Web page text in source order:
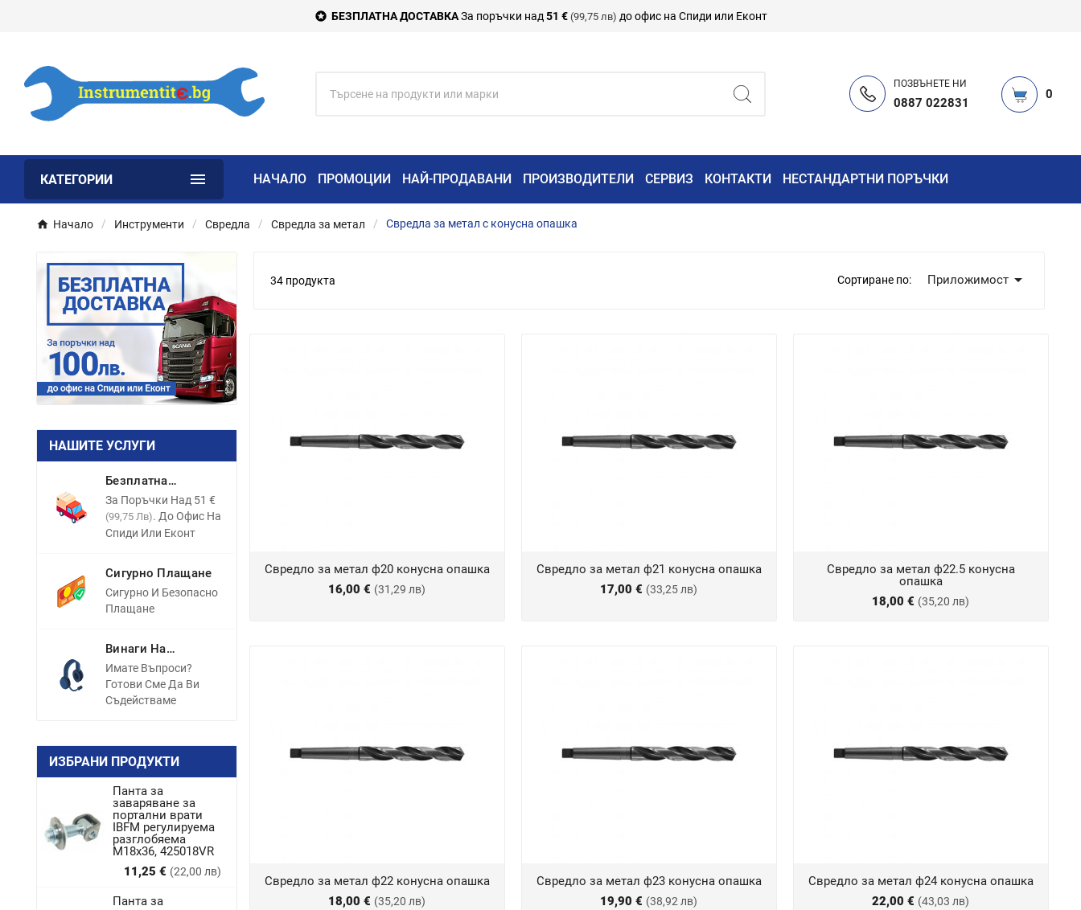
 БЕЗПЛАТНА ДОСТАВКАЗа поръчки над 51 € (99,75 лв) до офис на Спиди или Еконт
ПОЗВЪНЕТЕ НИ
0887 022831
0
КАТЕГОРИИ  НАЧАЛО ПРОМОЦИИ НАЙ-ПРОДАВАНИ ПРОИЗВОДИТЕЛИ СЕРВИЗ КОНТАКТИ НЕСТАНДАРТНИ ПОРЪЧКИ
Начало Инструменти Свредла Свредла за метал Свредла за метал с конусна опашка
НАШИТЕ УСЛУГИ
Безплатна
Доставка
За Поръчки Над 51 €
(99,75 Лв). До Офис На
Спиди Или Еконт
Сигурно Плащане
Сигурно И Безопасно
Плащане
Винаги На
Разположение
Имате Въпроси?
Готови Сме Да Ви
Съдействаме
ИЗБРАНИ ПРОДУКТИ
Панта за
заваряване за
портални врати
IBFM регулируема
разглобяема
M18x36, 425018VR
11,25 € (22,00 лв)
Цена
Панта за
34 продукта Сортиране по: Приложимост
Свредло за метал ф20 конусна опашка
16,00 € (31,29 лв)
Свредло за метал ф21 конусна опашка
17,00 € (33,25 лв)
Свредло за метал ф22.5 конусна
опашка
18,00 € (35,20 лв)
Свредло за метал ф22 конусна опашка
18,00 € (35,20 лв)
Свредло за метал ф23 конусна опашка
19,90 € (38,92 лв)
Свредло за метал ф24 конусна опашка
22,00 € (43,03 лв)